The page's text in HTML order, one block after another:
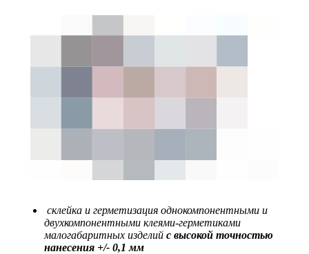
склейка и герметизация однокомпонентными и
двухкомпонентными клеями-герметиками
малогабаритных изделий с высокой точностью
нанесения +/- 0,1 мм